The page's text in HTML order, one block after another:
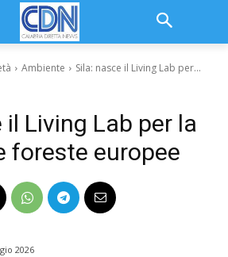
Ambiente Sila: nasce il Living Lab per...
il Living Lab per la
foreste europee
2026